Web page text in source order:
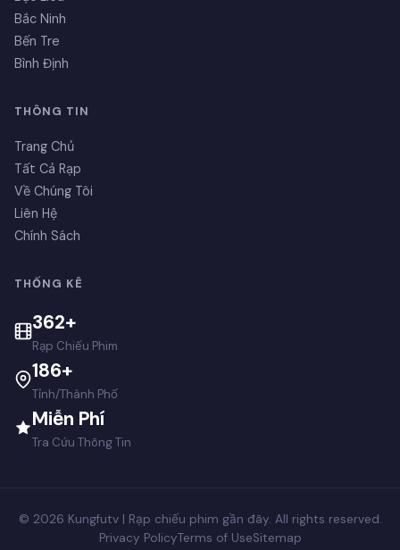
Bắc Ninh
Bến Tre
Bình Định
THÔNG TIN
Trang Chủ
Tất Cả Rạp
Về Chúng Tôi
Liên Hệ
Chính Sách
THỐNG KÊ
362+
Rạp Chiếu Phim
186+
Tỉnh/Thành Phố
Miễn Phí
Tra Cứu Thông Tin
© 2026 Kungfutv | Rạp chiếu phim gần đây. All rights reserved.
Privacy PolicyTerms of UseSitemap